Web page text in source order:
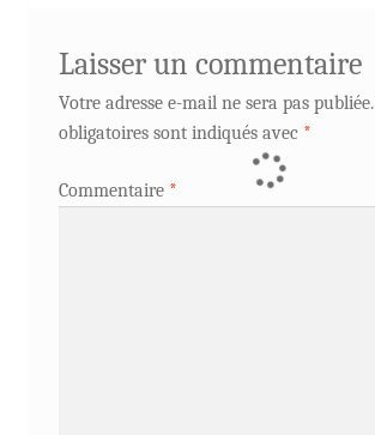
Laisser un commentaire
Votre adresse e-mail ne sera pas publiée.
obligatoires sont indiqués avec *
Commentaire *